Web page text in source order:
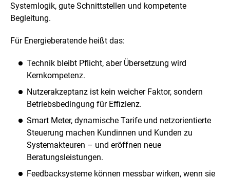
Systemlogik, gute Schnittstellen und kompetente
Begleitung.
Für Energieberatende heißt das:
Technik bleibt Pflicht, aber Übersetzung wird
Kernkompetenz.
Nutzerakzeptanz ist kein weicher Faktor, sondern
Betriebsbedingung für Effizienz.
Smart Meter, dynamische Tarife und netzorientierte
Steuerung machen Kundinnen und Kunden zu
Systemakteuren – und eröffnen neue
Beratungsleistungen.
Feedbacksysteme können messbar wirken, wenn sie